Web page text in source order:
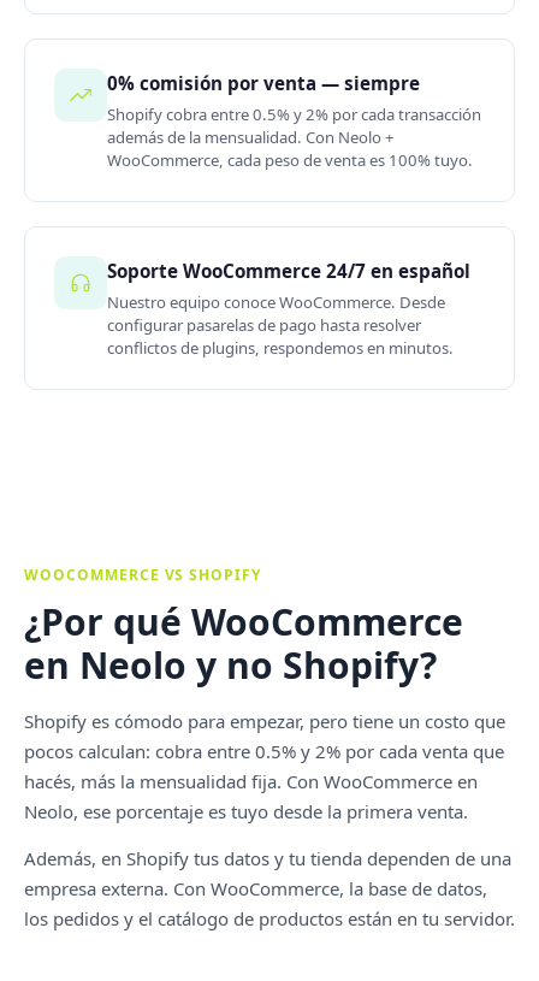
0% comisión por venta — siempre
Shopify cobra entre 0.5% y 2% por cada transacción
además de la mensualidad. Con Neolo +
WooCommerce, cada peso de venta es 100% tuyo.
Soporte WooCommerce 24/7 en español
Nuestro equipo conoce WooCommerce. Desde
configurar pasarelas de pago hasta resolver
conflictos de plugins, respondemos en minutos.
WOOCOMMERCE VS SHOPIFY
¿Por qué WooCommerce
en Neolo y no Shopify?
Shopify es cómodo para empezar, pero tiene un costo que
pocos calculan: cobra entre 0.5% y 2% por cada venta que
hacés, más la mensualidad fija. Con WooCommerce en
Neolo, ese porcentaje es tuyo desde la primera venta.
Además, en Shopify tus datos y tu tienda dependen de una
empresa externa. Con WooCommerce, la base de datos,
los pedidos y el catálogo de productos están en tu servidor.